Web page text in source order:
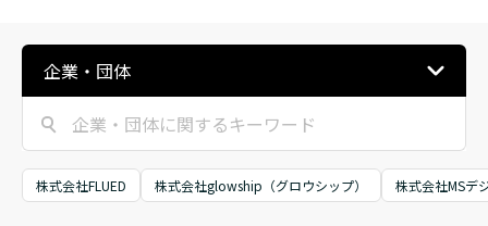
企業・団体
株式会社FLUED 株式会社glowship（グロウシップ） 株式会社MSデ